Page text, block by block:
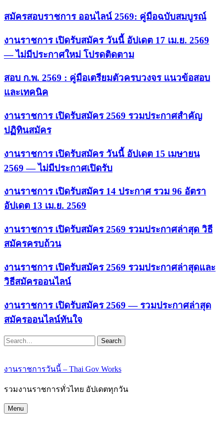
สมัครสอบราชการ ออนไลน์ 2569: คู่มือฉบับสมบูรณ์
งานราชการ เปิดรับสมัคร วันนี้ อัปเดต 17 เม.ย. 2569
— ไม่มีประกาศใหม่ โปรดติดตาม
สอบ ก.พ. 2569 : คู่มือเตรียมตัวครบวงจร แนวข้อสอบ
และเทคนิค
งานราชการ เปิดรับสมัคร 2569 รวมประกาศสำคัญ
ปฏิทินสมัคร
งานราชการ เปิดรับสมัคร วันนี้ อัปเดต 15 เมษายน
2569 — ไม่มีประกาศเปิดรับ
งานราชการ เปิดรับสมัคร 14 ประกาศ รวม 96 อัตรา
อัปเดต 13 เม.ย. 2569
งานราชการ เปิดรับสมัคร 2569 รวมประกาศล่าสุด วิธี
สมัครครบถ้วน
งานราชการ เปิดรับสมัคร 2569 รวมประกาศล่าสุดและ
วิธีสมัครออนไลน์
งานราชการ เปิดรับสมัคร 2569 — รวมประกาศล่าสุด
สมัครออนไลน์ทันใจ
Search
งานราชการวันนี้ – Thai Gov Works
รวมงานราชการทั่วไทย อัปเดตทุกวัน
Menu